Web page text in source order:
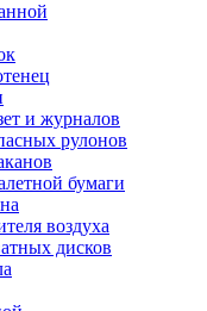
и журналов
рулонов
бумаги
воздуха
дисков